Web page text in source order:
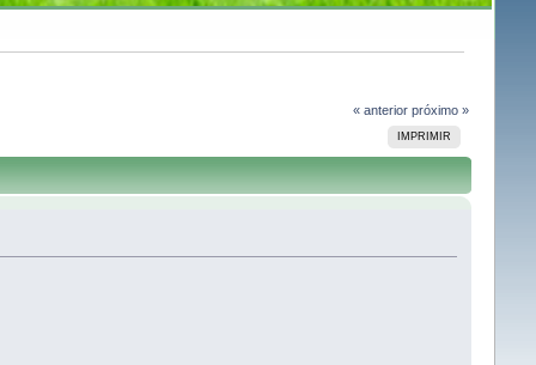
« anterior próximo »
IMPRIMIR